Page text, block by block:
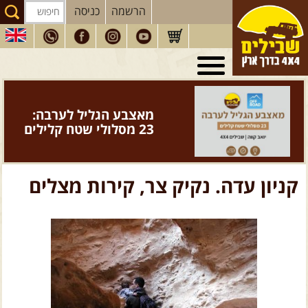
הרשמה כניסה
טיולי 4X4
בארץ
מסעות בעולם
טיוליםלרכב פנאי
הדרכותנהיגה
המדריכיםשלנו
הירשמו לניוזלטר שבילים
הבלוג של יואב קווה
פודקאסט ג'יפאות
מאצבע הגליל לערבה:
23 מסלולי שטח קלילים
קניון עדה. נקיק צר, קירות מצלים